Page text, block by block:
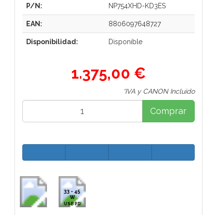
P/N: NP754XHD-KD3ES
EAN: 8806097648727
Disponibilidad: Disponible
1.375,00 €
*IVA y CANON Incluido
Comprar
33 - 45
W
USB PD